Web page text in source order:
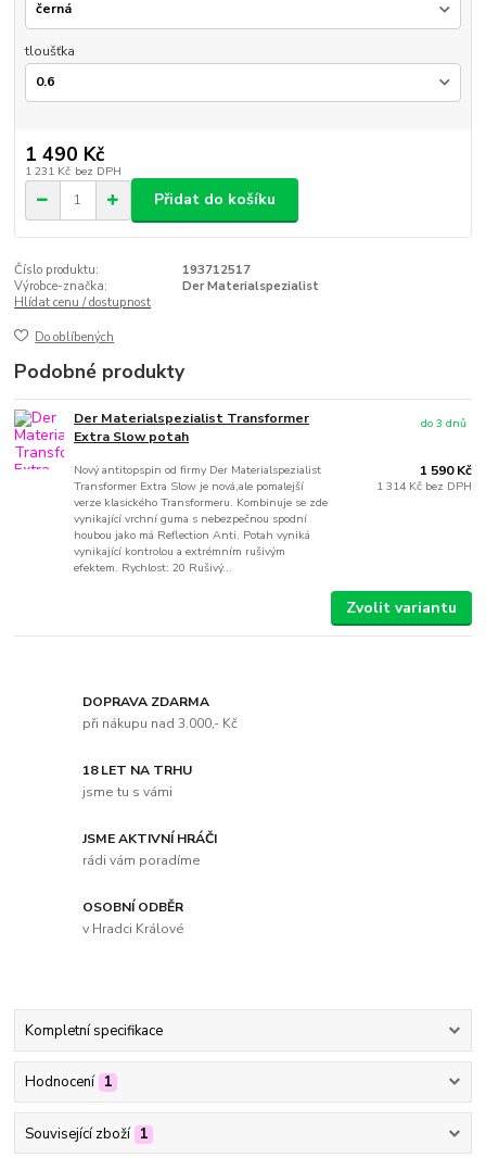
tloušťka
1 490 Kč
1 231 Kč bez DPH
Přidat do košíku
Číslo produktu:
193712517
Výrobce-značka:
Der Materialspezialist
Hlídat cenu / dostupnost
Do oblíbených
Podobné produkty
Der Materialspezialist Transformer
Extra Slow potah
Nový antitopspin od firmy Der Materialspezialist
Transformer Extra Slow je nová,ale pomalejší
verze klasického Transformeru. Kombinuje se zde
vynikající vrchní guma s nebezpečnou spodní
houbou jako má Reflection Anti. Potah vyniká
vynikající kontrolou a extrémním rušivým
efektem. Rychlost: 20 Rušivý...
1 590 Kč
1 314 Kč bez DPH
do 3 dnů
Zvolit variantu
DOPRAVA ZDARMA
při nákupu nad 3.000,- Kč
18 LET NA TRHU
jsme tu s vámi
JSME AKTIVNÍ HRÁČI
rádi vám poradíme
OSOBNÍ ODBĚR
v Hradci Králové
Kompletní specifikace
Hodnocení 1
Související zboží 1